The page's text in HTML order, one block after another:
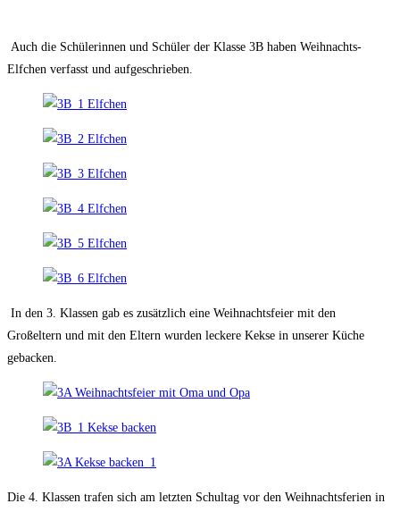
Auch die Schülerinnen und Schüler der Klasse 3B haben Weihnachts-
Elfchen verfasst und aufgeschrieben.
In den 3. Klassen gab es zusätzlich eine Weihnachtsfeier mit den
Großeltern und mit den Eltern wurden leckere Kekse in unserer Küche
gebacken.
Die 4. Klassen trafen sich am letzten Schultag vor den Weihnachtsferien in